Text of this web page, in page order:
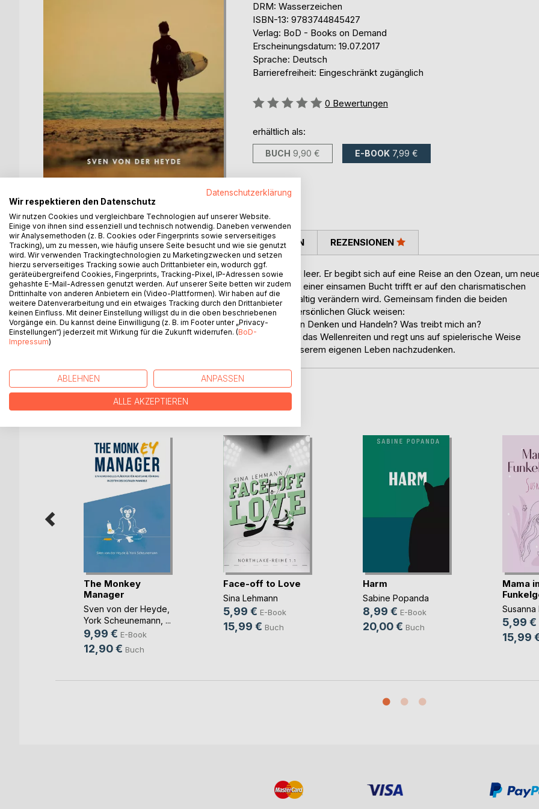
DRM: Wasserzeichen
ISBN-13: 9783744845427
Verlag: BoD - Books on Demand
Erscheinungsdatum: 19.07.2017
Sprache: Deutsch
Barrierefreiheit: Eingeschränkt zugänglich
Bewertung::
0 Bewertungen
erhältlich als:
BUCH 9,90 € E-BOOK 7,99 €
BESCHREIBUNG
Der 29-jährige Workaholic Felix fühlt sich ausgebrannt und leer. Er begibt sich auf eine Reise an den Ozean, um
Kraft zu schöpfen. In der surreal anmutenden Atmosphäre einer einsamen Bucht trifft er auf den charismatischen
Surf-Guru Bodhi – eine Begegnung, die sein Leben nachhaltig verändern wird. Gemeinsam finden die beiden
Antworten auf die Fragen, die Felix den Weg zu seinem persönlichen Glück weisen:
Wer bin ich und wofür stehe ich? Welche Werte leiten mein Denken und Handeln? Was treibt mich an?
Diese wunderbare Geschichte ist eine Liebeserklärung an das Wellenreiten und regt uns auf spielerische Weise
dazu an, über mehr Sinnhaftigkeit, Erfüllung und Flow in unserem eigenen Leben nachzudenken.
AUTOR/IN PRESSESTIMMEN REZENSIONEN
WEITERE TITEL BEIBoD
The Monkey
Manager
Sven von der Heyde
York Scheunemann , ...
9,99 € E-Book
12,90 € Buch
Face-off to Love
Sina Lehmann
5,99 € E-Book
15,99 € Buch
Harm
Sabine Popanda
8,99 € E-Book
20,00 € Buch
Mama
Susanna
5,99 €
15,99
Datenschutzerklärung
Wir respektieren den Datenschutz
Wir nutzen Cookies und vergleichbare Technologien auf unserer Website.
Einige von ihnen sind essenziell und technisch notwendig. Daneben verwenden
wir Analysemethoden (z. B. Cookies oder Fingerprints sowie serverseitiges
Tracking), um zu messen, wie häufig unsere Seite besucht und wie sie genutzt
wird. Wir verwenden Trackingtechnologien zu Marketingzwecken und setzen
hierzu serverseitiges Tracking sowie auch Drittanbieter ein, wodurch ggf.
geräteübergreifend Cookies, Fingerprints, Tracking-Pixel, IP-Adressen sowie
gehashte E-Mail-Adressen genutzt werden. Auf unserer Seite betten wir zudem
Drittinhalte von anderen Anbietern ein (Video-Plattformen). Wir haben auf die
weitere Datenverarbeitung und ein etwaiges Tracking durch den Drittanbieter
keinen Einfluss. Mit deiner Einstellung willigst du in die oben beschriebenen
Vorgänge ein. Du kannst deine Einwilligung (z. B. im Footer unter „Privacy-
Einstellungen“) jederzeit mit Wirkung für die Zukunft widerrufen. (BoD-
Impressum)
ABLEHNEN ANPASSEN
ALLE AKZEPTIEREN